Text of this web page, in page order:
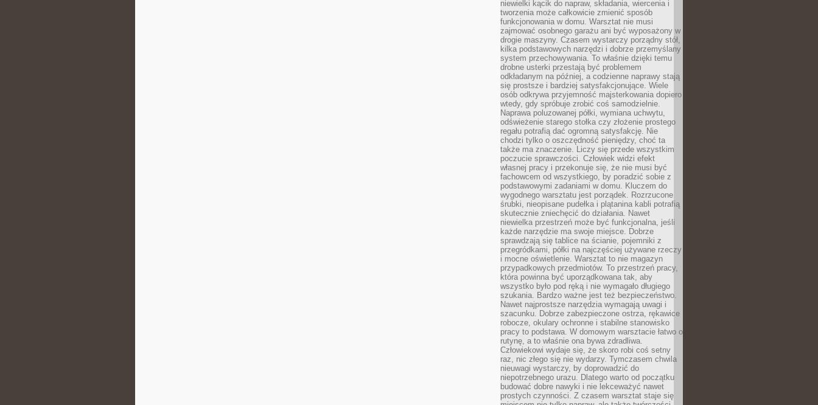
niewielki kącik do napraw, składania, wiercenia i
tworzenia może całkowicie zmienić sposób
funkcjonowania w domu. Warsztat nie musi
zajmować osobnego garażu ani być wyposażony w
drogie maszyny. Czasem wystarczy porządny stół,
kilka podstawowych narzędzi i dobrze przemyślany
system przechowywania. To właśnie dzięki temu
drobne usterki przestają być problemem
odkładanym na później, a codzienne naprawy stają
się prostsze i bardziej satysfakcjonujące. Wiele
osób odkrywa przyjemność majsterkowania dopiero
wtedy, gdy spróbuje zrobić coś samodzielnie.
Naprawa poluzowanej półki, wymiana uchwytu,
odświeżenie starego stołka czy złożenie prostego
regału potrafią dać ogromną satysfakcję. Nie
chodzi tylko o oszczędność pieniędzy, choć ta
także ma znaczenie. Liczy się przede wszystkim
poczucie sprawczości. Człowiek widzi efekt
własnej pracy i przekonuje się, że nie musi być
fachowcem od wszystkiego, by poradzić sobie z
podstawowymi zadaniami w domu. Kluczem do
wygodnego warsztatu jest porządek. Rozrzucone
śrubki, nieopisane pudełka i plątanina kabli potrafią
skutecznie zniechęcić do działania. Nawet
niewielka przestrzeń może być funkcjonalna, jeśli
każde narzędzie ma swoje miejsce. Dobrze
sprawdzają się tablice na ścianie, pojemniki z
przegródkami, półki na najczęściej używane rzeczy
i mocne oświetlenie. Warsztat to nie magazyn
przypadkowych przedmiotów. To przestrzeń pracy,
która powinna być uporządkowana tak, aby
wszystko było pod ręką i nie wymagało długiego
szukania. Bardzo ważne jest też bezpieczeństwo.
Nawet najprostsze narzędzia wymagają uwagi i
szacunku. Dobrze zabezpieczone ostrza, rękawice
robocze, okulary ochronne i stabilne stanowisko
pracy to podstawa. W domowym warsztacie łatwo o
rutynę, a to właśnie ona bywa zdradliwa.
Człowiekowi wydaje się, że skoro robi coś setny
raz, nic złego się nie wydarzy. Tymczasem chwila
nieuwagi wystarczy, by doprowadzić do
niepotrzebnego urazu. Dlatego warto od początku
budować dobre nawyki i nie lekceważyć nawet
prostych czynności. Z czasem warsztat staje się